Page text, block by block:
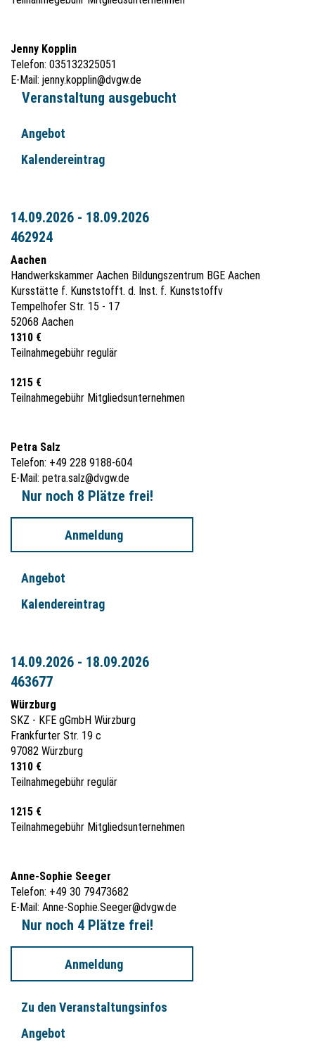
Jenny Kopplin
Telefon: 035132325051
E-Mail: jenny.kopplin@dvgw.de
Veranstaltung ausgebucht
Angebot
Kalendereintrag
14.09.2026 - 18.09.2026
462924
Aachen
Handwerkskammer Aachen Bildungszentrum BGE Aachen
Kursstätte f. Kunststofft. d. Inst. f. Kunststoffv
Tempelhofer Str. 15 - 17
52068 Aachen
1310 €
Teilnahmegebühr regulär
1215 €
Teilnahmegebühr Mitgliedsunternehmen
Petra Salz
Telefon: +49 228 9188-604
E-Mail: petra.salz@dvgw.de
Nur noch 8 Plätze frei!
Anmeldung
Angebot
Kalendereintrag
14.09.2026 - 18.09.2026
463677
Würzburg
SKZ - KFE gGmbH Würzburg
Frankfurter Str. 19 c
97082 Würzburg
1310 €
Teilnahmegebühr regulär
1215 €
Teilnahmegebühr Mitgliedsunternehmen
Anne-Sophie Seeger
Telefon: +49 30 79473682
E-Mail: Anne-Sophie.Seeger@dvgw.de
Nur noch 4 Plätze frei!
Anmeldung
Zu den Veranstaltungsinfos
Angebot